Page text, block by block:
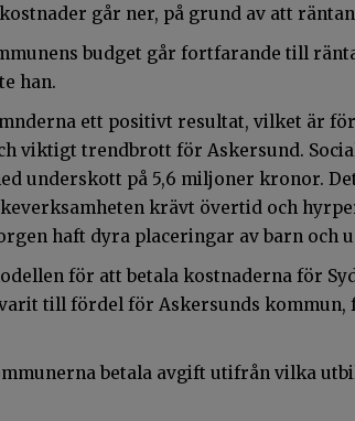
går ner, på grund av att
budget går fortfarande till
han.
ett positivt resultat, vilket är
viktigt trendbrott för Askersund.
underskott på 5,6 miljoner kronor.
krävt övertid och
haft dyra placeringar av barn och
för att betala kostnaderna för
till fördel för Askersunds kommun,
betala avgift utifrån vilka